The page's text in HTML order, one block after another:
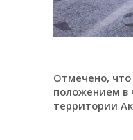
Отмечено,
положением в
территории